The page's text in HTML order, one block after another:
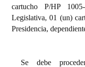
Informes de Unidad
Ejecución
cartucho P/HP
Legislativa, 01 (un)
Presidencia,
Se debe